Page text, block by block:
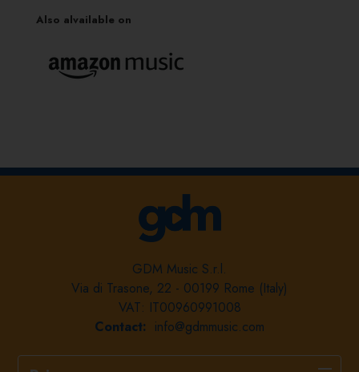
Also alvailable on
GDM Music S.r.l.
Via di Trasone, 22 - 00199 Rome (Italy)
VAT: IT00960991008
Contact: info@gdmmusic.com